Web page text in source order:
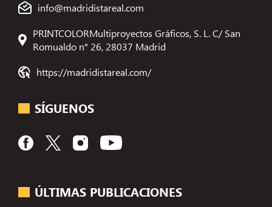
ÚLTIMAS PUBLICACIONES
info@madridistareal.com
PRINTCOLORMultiproyectos Gráficos, S. L. C/ San
Romualdo n° 26, 28037 Madrid
https://madridistareal.com/
SÍGUENOS